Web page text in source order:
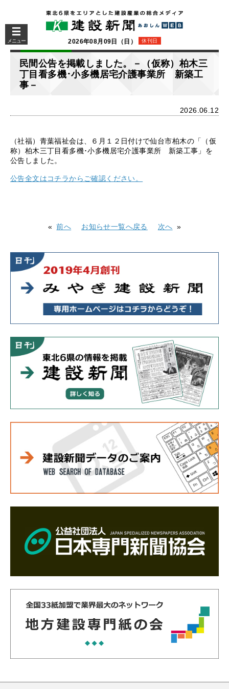
メニュー 2026年08月09日（日） 休刊日
民間公告を掲載しました。－（仮称）柏木三
丁目看多機･小多機居宅介護事業所 新築工
事－
2026.06.12
（社福）青葉福祉会は、６月１２日付けで仙台市柏木の「（仮
称）柏木三丁目看多機･小多機居宅介護事業所 新築工事」を
公告しました。
公告全文はコチラからご確認ください。
前へ お知らせ一覧へ戻る 次へ